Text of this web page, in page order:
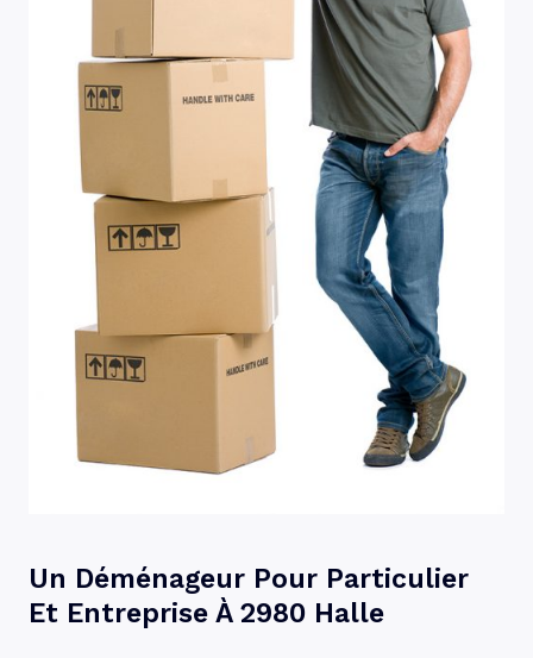
Un Déménageur Pour Particulier
Et Entreprise À 2980 Halle